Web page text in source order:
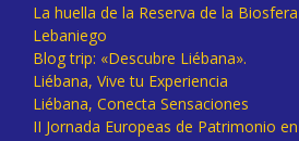
La huella de la Reserva de la
Lebaniego
Blog trip: «Descubre Liébana».
Liébana, Vive tu Experiencia
Liébana, Conecta Sensaciones
II Jornada Europeas de Patrimonio